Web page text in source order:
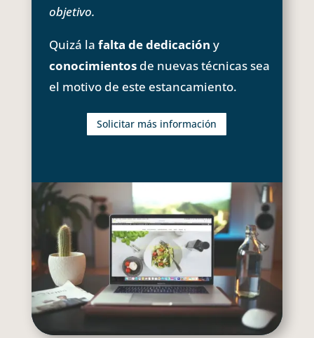
objetivo.
Quizá la falta de dedicación y
conocimientosde nuevas técnicas sea
el motivo de este estancamiento.
Solicitar más información